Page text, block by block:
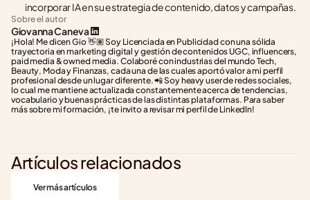
incorporar IA en su estrategia de contenido, datos y campañas.
Sobre el autor
Giovanna Caneva
¡Hola! Me dicen Gio 👋🏽 Soy Licenciada en Publicidad con una sólida
trayectoria en marketing digital y gestión de contenidos UGC, influencers,
paid media & owned media. Colaboré con industrias del mundo Tech,
Beauty, Moda y Finanzas, cada una de las cuales aportó valor a mi perfil
profesional desde un lugar diferente. 📲 Soy heavy user de redes sociales,
lo cual me mantiene actualizada constantemente acerca de tendencias,
vocabulario y buenas prácticas de las distintas plataformas. Para saber
más sobre mi formación, ¡te invito a revisar mi perfil de LinkedIn!
Artículos relacionados
Ver más artículos